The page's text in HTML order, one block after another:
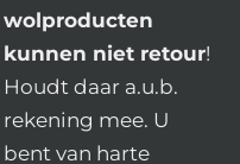
wolproducten
kunnen niet retour!
Houdt daar a.u.b.
rekening mee. U
bent van harte